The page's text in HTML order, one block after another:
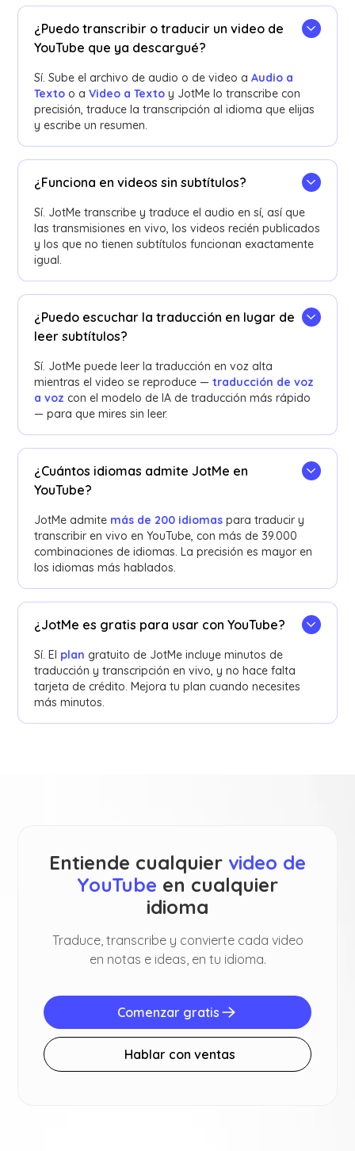
¿Puedo transcribir o traducir un video de
YouTube que ya descargué?
Sí. Sube el archivo de audio o de video aAudio a
Texto o aVideo a Texto y JotMe lo transcribe con
precisión, traduce la transcripción al idioma que elijas
y escribe un resumen.
¿Funciona en videos sin subtítulos?
Sí. JotMe transcribe y traduce el audio en sí, así que
las transmisiones en vivo, los videos recién publicados
y los que no tienen subtítulos funcionan exactamente
igual.
¿Puedo escuchar la traducción en lugar de
leer subtítulos?
Sí. JotMe puede leer la traducción en voz alta
mientras el video se reproduce —traducción de voz
a voz con el modelo de IA de traducción más rápido
— para que mires sin leer.
¿Cuántos idiomas admite JotMe en
YouTube?
JotMe admite más de 200 idiomas para traducir y
transcribir en vivo en YouTube, con más de 39.000
combinaciones de idiomas. La precisión es mayor en
los idiomas más hablados.
¿JotMe es gratis para usar con YouTube?
Sí. El plan gratuito de JotMe incluye minutos de
traducción y transcripción en vivo, y no hace falta
tarjeta de crédito. Mejora tu plan cuando necesites
más minutos.
Entiende cualquier video de
YouTube en cualquier
idioma
Traduce, transcribe y convierte cada video
en notas e ideas, en tu idioma.
Comenzar gratis
Hablar con ventas